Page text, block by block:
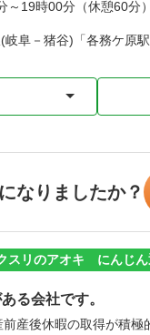
～19時00分（休憩60分）
(岐阜－猪谷)「各務ケ原
なりましたか？
リのアオキ にんじん
る会社です。
産後休暇の取得が積極